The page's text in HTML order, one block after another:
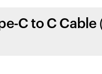
C to C Cable